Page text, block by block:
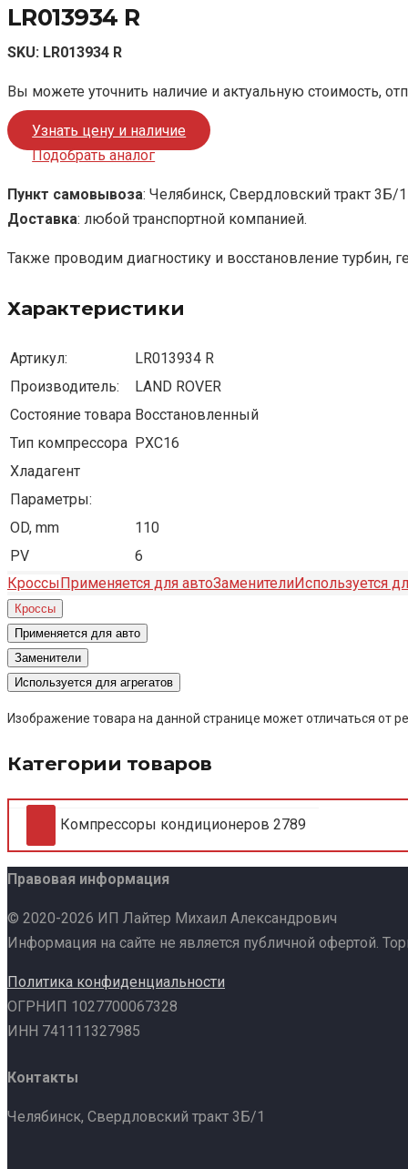
LR013934 R
SKU: LR013934 R
Вы можете уточнить наличие и актуальную стоимость,
Узнать цену и наличие
Подобрать аналог
Пункт самовывоза: Челябинск, Свердловский тракт 3Б/1
Доставка: любой транспортной компанией.
Также проводим диагностику и восстановление турбин,
Характеристики
Артикул:
LR013934 R
Производитель:
LAND ROVER
Состояние товара Восстановленный
Тип компрессора PXC16
Хладагент
Параметры:
OD, mm
110
PV
6
Кроссы Применяется для автоЗаменителиИспользуется
Кроссы
Применяется для авто
Заменители
Используется для агрегатов
Изображение товара на данной странице может отличаться от
Категории товаров
Компрессоры кондиционеров 2789
Правовая информация
© 2020-2026 ИП Лайтер Михаил Александрович
Информация на сайте не является публичной офертой.
Политика конфиденциальности
ОГРНИП 1027700067328
ИНН 741111327985
Контакты
Челябинск, Свердловский тракт 3Б/1